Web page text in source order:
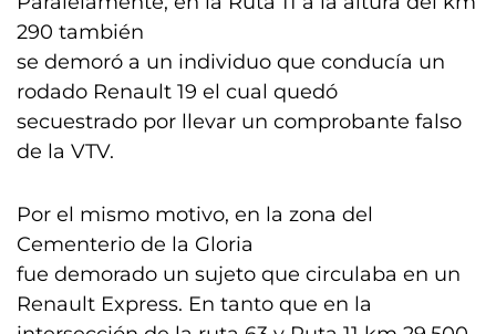
290 también
se demoró a un individuo que conducía un
rodado Renault 19 el cual quedó
secuestrado por llevar un comprobante falso
de la VTV.
Por el mismo motivo, en la zona del
Cementerio de la Gloria
fue demorado un sujeto que circulaba en un
Renault Express. En tanto que en la